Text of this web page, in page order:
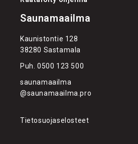
Saunamaailma
Kaunistontie 128
38280 Sastamala
Puh. 0500 123 500
saunamaailma
@saunamaailma.pro
Tietosuojaselosteet